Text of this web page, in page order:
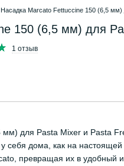
Насадка Marcato Fettuccine 150 (6,5
150 (6,5 мм) для
1 отзыв
для Pasta Mixer и Pasta
дома, как на настоящей
превращая их в удобный